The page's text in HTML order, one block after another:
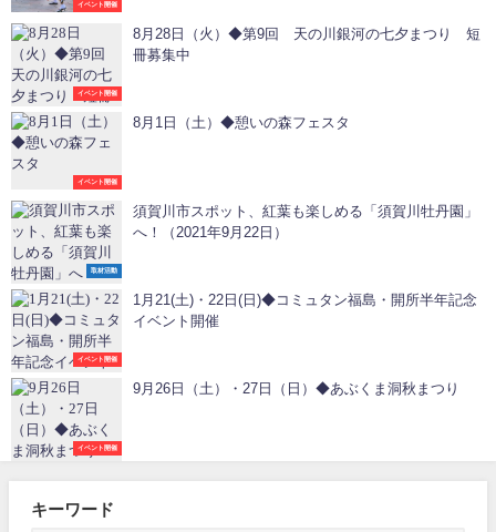
イベント開催
イベント開催
8月28日（火）◆第9回 天の川銀河の七夕まつり 短
冊募集中
イベント開催
8月1日（土）◆憩いの森フェスタ
取材活動
須賀川市スポット、紅葉も楽しめる「須賀川牡丹園」
へ！（2021年9月22日）
イベント開催
1月21(土)・22日(日)◆コミュタン福島・開所半年記念
イベント開催
イベント開催
9月26日（土）・27日（日）◆あぶくま洞秋まつり
キーワード